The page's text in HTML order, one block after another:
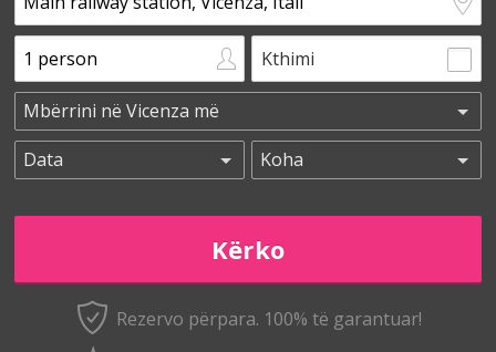
Kthimi
Rezervo përpara. 100% të garantuar!